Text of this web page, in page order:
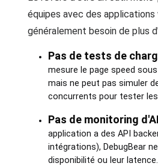
équipes avec des
généralement besoin de plus
Pas de tests de
mesure le page speed
mais ne peut pas simuler
concurrents pour tester
Pas de monitoring
application a des API
intégrations), DebugBear
disponibilité ou leur latence.